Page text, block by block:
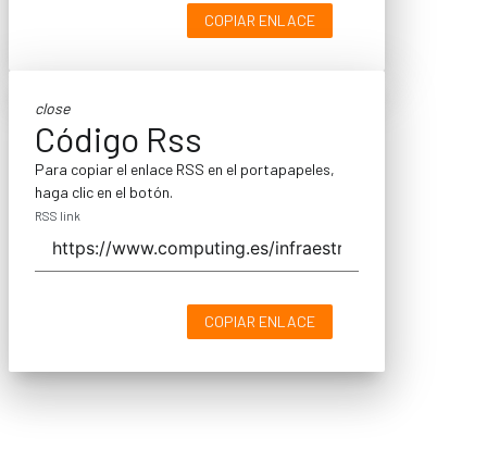
COPIAR ENLACE
close
Código Rss
Para copiar el enlace RSS en el portapapeles,
haga clic en el botón.
RSS link
COPIAR ENLACE